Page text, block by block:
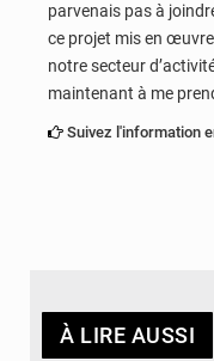
parvenais pas à
ce projet mis en
notre secteur
maintenant à me
Suivez l'information
À LIRE AUSSI